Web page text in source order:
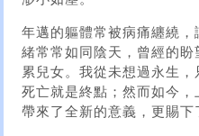
年邁的軀體常被病痛纏繞
緒常常如同陰天，曾經的
累兒女。我從未想過永生，
死亡就是終點；然而如今
帶來了全新的意義，更賜下